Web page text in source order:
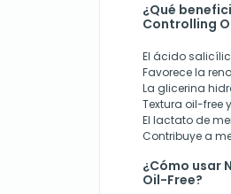
¿Qué
Controlling
El ácido
Favorece la
La glicerina
Textura oil-free
El lactato de
Contribuye a
¿Cómo usar
Oil-Free?